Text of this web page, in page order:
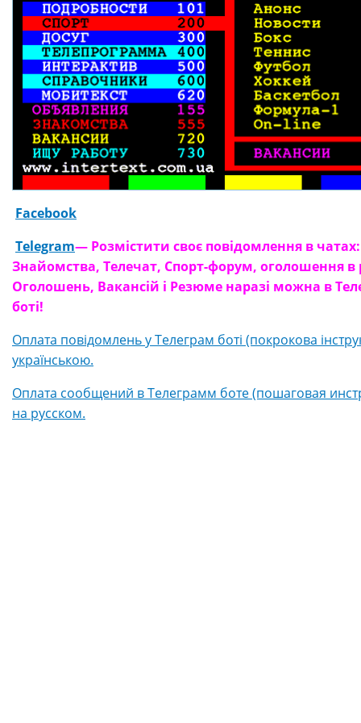
Facebook
Telegram— Розмістити своє повідомлення в чатах:
Знайомства, Телечат, Спорт-форум, оголошення в
Оголошень, Вакансій і Резюме наразі можна в
боті!
Оплата повідомлень у Телеграм боті (покрокова
українською.
Оплата сообщений в Телеграмм боте (пошаговая
на русском.